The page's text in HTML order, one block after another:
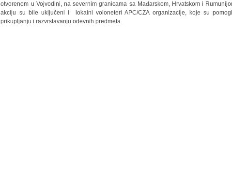
otvorenom u Vojvodini, na severnim granicama sa Mađarskom, Hrvatskom i
akciju su bile uključeni i lokalni voloneteri APC/CZA organizacije, koje su
prikupljanju i razvrstavanju odevnih predmeta.